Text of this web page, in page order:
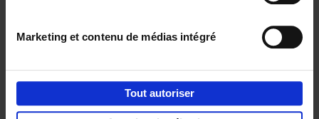
Marketing et contenu de médias intégré
Tout autoriser
Ajouter au panier